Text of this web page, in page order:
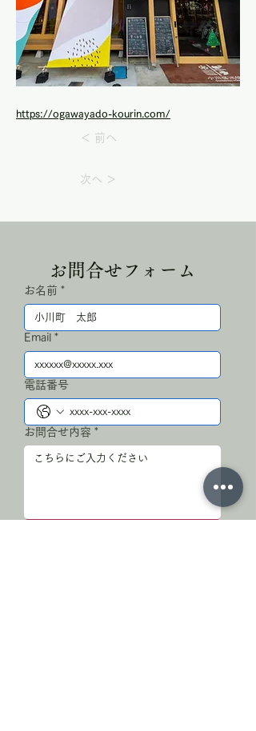
https://ogawayado-kourin.com/
＜ 前へ
次へ ＞
お問合せフォーム
お名前 *
Email *
電話番号
お問合せ内容 *